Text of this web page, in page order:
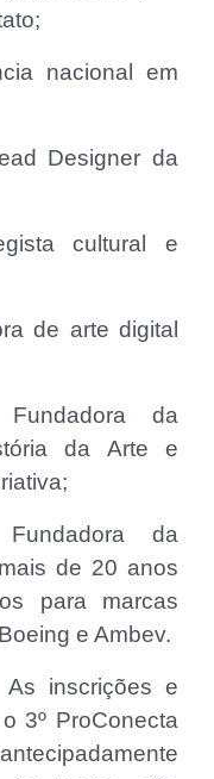
nacional em
Designer da
cultural e
de arte digital
da
da Arte e
da
de 20 anos
para marcas
e Ambev.
As inscrições e
3º ProConecta